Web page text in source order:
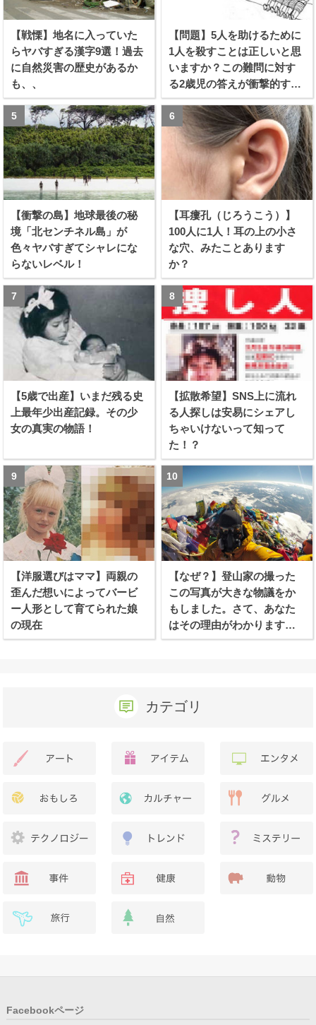
【戦慄】地名に入っていた
らヤバすぎる漢字9選！過去
に自然災害の歴史があるか
も、、
【問題】5人を助けるために
1人を殺すことは正しいと思
いますか？この難問に対す
る2歳児の答えが衝撃的すぎ
る！！
【衝撃の島】地球最後の秘
境「北センチネル島」が
色々ヤバすぎてシャレにな
らないレベル！
【耳瘻孔（じろうこう）】
100人に1人！耳の上の小さ
な穴、みたことあります
か？
【5歳で出産】いまだ残る史
上最年少出産記録。その少
女の真実の物語！
【拡散希望】SNS上に流れ
る人探しは安易にシェアし
ちゃいけないって知って
た！？
【洋服選びはママ】両親の
歪んだ想いによってバービ
ー人形として育てられた娘
の現在
【なぜ？】登山家の撮った
この写真が大きな物議をか
もしました。さて、あなた
はその理由がわかります
か？
カテゴリ
Facebookページ